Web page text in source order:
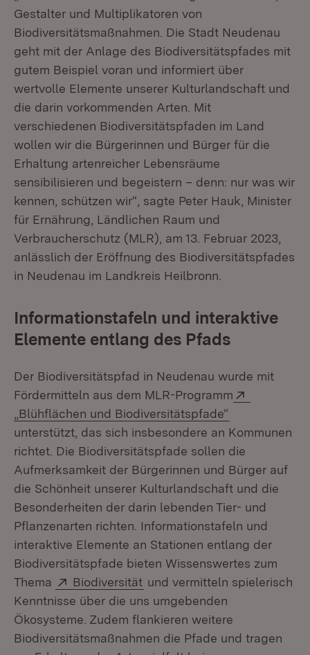
Gestalter und Multiplikatoren von
Biodiversitätsmaßnahmen. Die Stadt Neudenau
geht mit der Anlage des Biodiversitätspfades mit
gutem Beispiel voran und informiert über
wertvolle Elemente unserer Kulturlandschaft und
die darin vorkommenden Arten. Mit
verschiedenen Biodiversitätspfaden im Land
wollen wir die Bürgerinnen und Bürger für die
Erhaltung artenreicher Lebensräume
sensibilisieren und begeistern – denn: nur was wir
kennen, schützen wir“, sagte Peter Hauk, Minister
für Ernährung, Ländlichen Raum und
Verbraucherschutz (MLR), am 13. Februar 2023,
anlässlich der Eröffnung des Biodiversitätspfades
in Neudenau im Landkreis Heilbronn.
Informationstafeln und interaktive
Elemente entlang des Pfads
Der Biodiversitätspfad in Neudenau wurde mit
Fördermitteln aus dem MLR-Programm
„Blühflächen und Biodiversitätspfade“
unterstützt, das sich insbesondere an Kommunen
richtet. Die Biodiversitätspfade sollen die
Aufmerksamkeit der Bürgerinnen und Bürger auf
die Schönheit unserer Kulturlandschaft und die
Besonderheiten der darin lebenden Tier- und
Pflanzenarten richten. Informationstafeln und
interaktive Elemente an Stationen entlang der
Biodiversitätspfade bieten Wissenswertes zum
Thema
Extern:
Biodiversität (Öffnet in neuem Fenster)
und vermitteln spielerisch
Kenntnisse über die uns umgebenden
Ökosysteme. Zudem flankieren weitere
Biodiversitätsmaßnahmen die Pfade und tragen